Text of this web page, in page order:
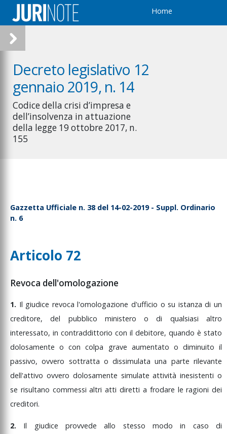
Home
Decreto legislativo 12
gennaio 2019, n. 14
Codice della crisi d’impresa e
dell’insolvenza in attuazione
della legge 19 ottobre 2017, n.
155
Gazzetta Ufficiale n. 38 del 14-02-2019 - Suppl. Ordinario
n. 6
Articolo 72
Revoca dell'omologazione
1. Il giudice revocal'omologazioned'ufficio osu istanzadiun
creditore,del pubblico ministeroodi qualsiasialtro
interessato, in contraddittorio con il debitore, quando è stato
dolosamenteoconcolpa grave aumentato o diminuito il
passivo,ovvero sottratta odissimulatauna parterilevante
dell'attivo ovvero dolosamente simulateattivitàinesistentio
se risultano commessialtriattidiretti a frodare leragionidei
creditori.
2. Il giudiceprovvedeallo stessomodoin casodi